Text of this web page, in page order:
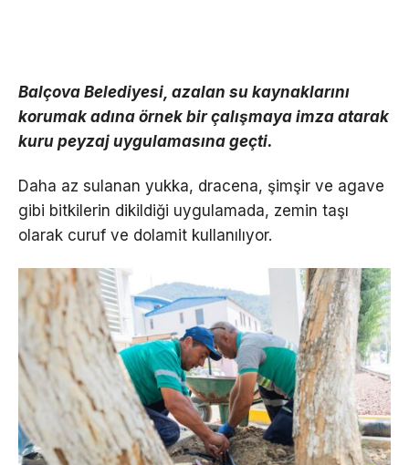
Balçova Belediyesi, azalan su kaynaklarını
korumak adına örnek bir çalışmaya imza atarak
kuru peyzaj uygulamasına geçti.
Daha az sulanan yukka, dracena, şimşir ve agave
gibi bitkilerin dikildiği uygulamada, zemin taşı
olarak curuf ve dolamit kullanılıyor.